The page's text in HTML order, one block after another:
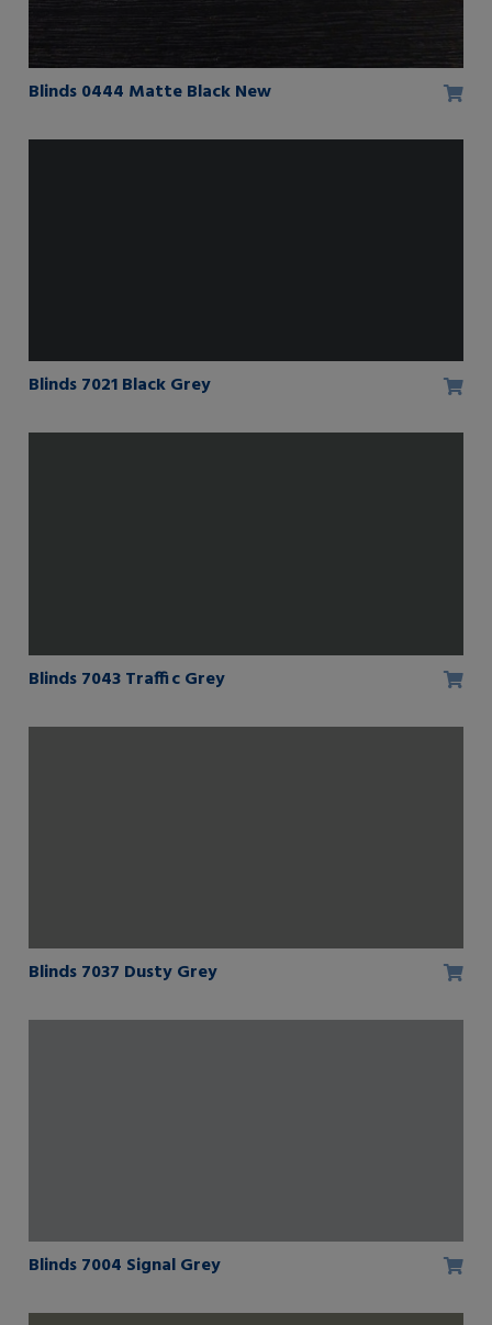
Blinds 0444 Matte Black New
Blinds 7021 Black Grey
Blinds 7043 Traffic Grey
Blinds 7037 Dusty Grey
Blinds 7004 Signal Grey